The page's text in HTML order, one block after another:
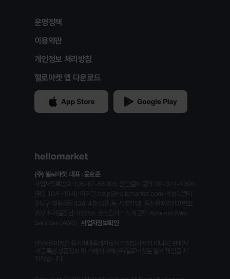
운영정책
이용약관
개인정보 처리방침
헬로마켓 앱 다운로드
(주) 헬로마켓 대표 : 윤효준
사업자정보확인